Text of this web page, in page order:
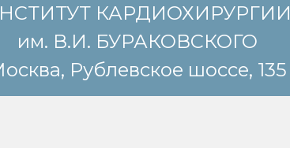
КАРДИОХИРУРГИИ
им. В.И. БУРАКОВСКОГО
Рублевское шоссе, 135